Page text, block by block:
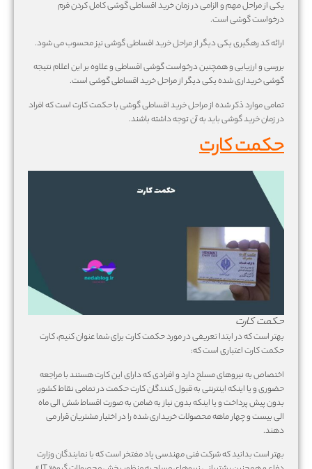
یکی از مراحل مهم و الزامی در زمان خرید اقساطی گوشی کامل کردن فرم
درخواست گوشی است.
ارائه کد رهگیری یکی دیگر از مراحل خرید اقساطی گوشی نیز محسوب می شود.
بررسی و ارزیابی و همچنین درخواست گوشی اقساطی و علاوه بر این اعلام نتیجه
گوشی خریداری شده یکی دیگر از مراحل خرید اقساطی گوشی است.
تمامی موارد ذکر شده از مراحل خرید اقساطی گوشی با حکمت کارت است که افراد
در زمان خرید گوشی باید به آن توجه داشته باشند.
حکمت کارت
حکمت کارت
بهتر است که در ابتدا تعریفی در مورد حکمت کارت برای شما عنوان کنیم، کارت
حکمت کارت اعتباری است که:
اختصاص به نیروهای مسلح دارد و افرادی که دارای این کارت هستند با مراجعه
حضوری و یا اینکه اینترنتی به قبول کنندگان کارت حکمت در تمامی نقاط کشور،
بدون پیش پرداخت و یا اینکه بدون نیاز به ضامن به صورت اقساط شش الی ماه
الی بیست و چهار ماهه محصولات خریداری شده را در اختیار مشتریان قرار می
دهند.
بهتر است بدانید که شرکت فنی مهندسی پاد مفتخر است که با نمایندگان وزارت